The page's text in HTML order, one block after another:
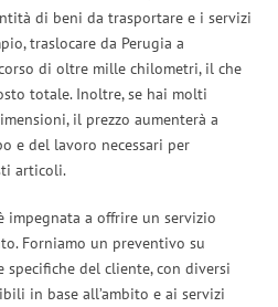
di beni da trasportare e i servizi
traslocare da Perugia a
di oltre mille chilometri, il che
totale. Inoltre, se hai molti
il prezzo aumenterà a
e del lavoro necessari per
articoli.
impegnata a offrire un servizio
Forniamo un preventivo su
specifiche del cliente, con diversi
in base all’ambito e ai servizi